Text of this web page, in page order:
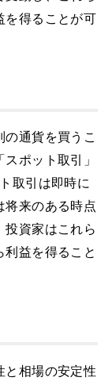
を得ることが可
通貨を買うこ
ポット取引」
取引は即時に
将来のある時点
投資家はこれら
益を得ること
と相場の安定性